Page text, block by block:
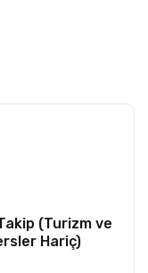
(Turizm ve
Hariç)